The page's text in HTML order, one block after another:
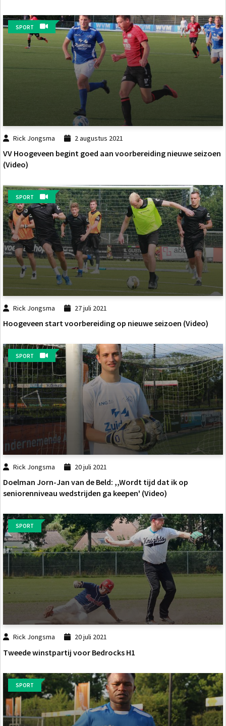
SPORT
Rick Jongsma 2 augustus 2021
VV Hoogeveen begint goed aan voorbereiding nieuwe seizoen
(Video)
SPORT
Rick Jongsma 27 juli 2021
Hoogeveen start voorbereiding op nieuwe seizoen (Video)
SPORT
Rick Jongsma 20 juli 2021
Doelman Jorn-Jan van de Beld: ,,Wordt tijd dat ik op
seniorenniveau wedstrijden ga keepen' (Video)
SPORT
Rick Jongsma 20 juli 2021
Tweede winstpartij voor Bedrocks H1
SPORT